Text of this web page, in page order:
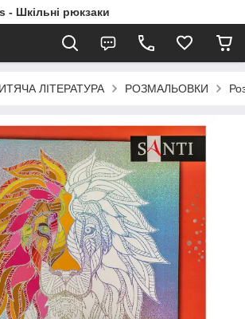
- Шкільні рюкзаки
ЛІТЕРАТУРА РОЗМАЛЬОВКИ